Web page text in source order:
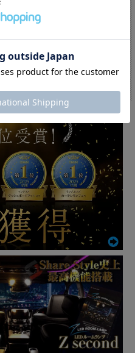
公式ストア特別5%OFF中!!:6,156円(税込)